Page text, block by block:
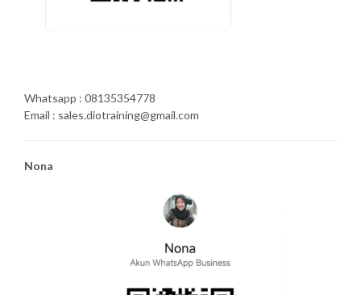
Whatsapp : 08135354778
Email : sales.diotraining@gmail.com
Nona